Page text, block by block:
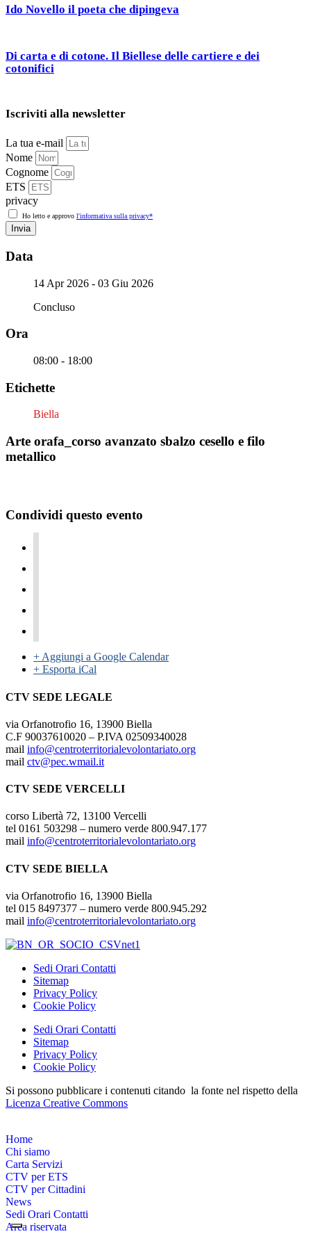
Ido Novello il poeta che dipingeva
Di carta e di cotone. Il Biellese delle cartiere e dei
cotonifici
Iscriviti alla newsletter
La tua e-mail
Nome
Cognome
ETS
privacy
Ho letto e approvo l'informativa sulla privacy*
Invia
Data
14 Apr 2026 - 03 Giu 2026
Concluso
Ora
08:00 - 18:00
Etichette
Biella
Arte orafa_corso avanzato sbalzo cesello e filo
metallico
Condividi questo evento
+ Aggiungi a Google Calendar
+ Esporta iCal
CTV SEDE LEGALE
via Orfanotrofio 16, 13900 Biella
C.F 90037610020 – P.IVA 02509340028
mail info@centroterritorialevolontariato.org
mail ctv@pec.wmail.it
CTV SEDE VERCELLI
corso Libertà 72, 13100 Vercelli
tel 0161 503298 – numero verde 800.947.177
mail info@centroterritorialevolontariato.org
CTV SEDE BIELLA
via Orfanotrofio 16, 13900 Biella
tel 015 8497377 – numero verde 800.945.292
mail info@centroterritorialevolontariato.org
Sedi Orari Contatti
Sitemap
Privacy Policy
Cookie Policy
Sedi Orari Contatti
Sitemap
Privacy Policy
Cookie Policy
Si possono pubblicare i contenuti citando la fonte nel rispetto della
Licenza Creative Commons
Home
Chi siamo
Carta Servizi
CTV per ETS
CTV per Cittadini
News
Sedi Orari Contatti
Area riservata